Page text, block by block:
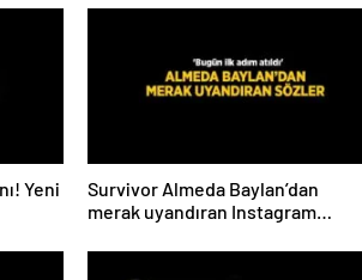
Yeni
Survivor Almeda Baylan’dan
merak uyandıran Instagram